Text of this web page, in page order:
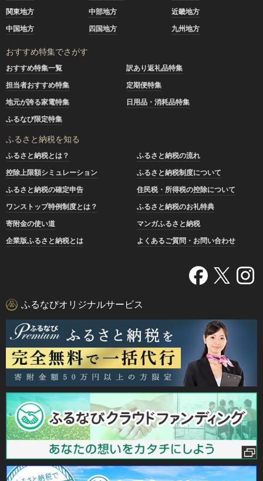
関東地方
中部地方
近畿地方
中国地方
四国地方 九州地方
おすすめ特集でさがす
おすすめ特集一覧
訳あり返礼品特集
担当者おすすめ特集
定期便特集
地元が誇る家電特集
日用品・消耗品特集
ふるなび限定特集
ふるさと納税を知る
ふるさと納税とは？
ふるさと納税の流れ
控除上限額シミュレーション
ふるさと納税制度について
ふるさと納税の確定申告
住民税・所得税の控除について
ワンストップ特例制度とは？
ふるさと納税のお礼特典
寄附金の使い道
マンガふるさと納税
企業版ふるさと納税とは
よくあるご質問・お問い合わせ
ふるなびオリジナルサービス